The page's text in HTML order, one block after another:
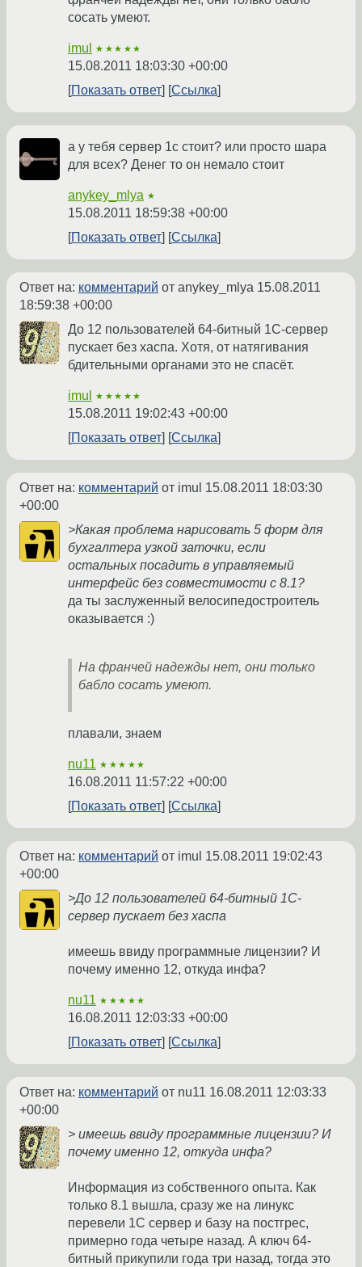
сосать умеют.
imul ★★★★★
15.08.2011 18:03:30 +00:00
Показать ответ
Ссылка
а у тебя сервер 1с стоит? или просто шара
для всех? Денег то он немало стоит
anykey_mlya ★
15.08.2011 18:59:38 +00:00
Показать ответ
Ссылка
Ответ на: комментарий от anykey_mlya 15.08.2011
18:59:38 +00:00
До 12 пользователей 64-битный 1С-сервер
пускает без хаспа. Хотя, от натягивания
бдительными органами это не спасёт.
imul ★★★★★
15.08.2011 19:02:43 +00:00
Показать ответ
Ссылка
Ответ на: комментарий от imul 15.08.2011 18:03:30
+00:00
>Какая проблема нарисовать 5 форм для
бухгалтера узкой заточки, если
остальных посадить в управляемый
интерфейс без совместимости с 8.1?
да ты заслуженный велосипедостроитель
оказывается :)
На франчей надежды нет, они только
бабло сосать умеют.
плавали, знаем
nu11 ★★★★★
16.08.2011 11:57:22 +00:00
Показать ответ
Ссылка
Ответ на: комментарий от imul 15.08.2011 19:02:43
+00:00
>До 12 пользователей 64-битный 1С-
сервер пускает без хаспа
имеешь ввиду программные лицензии? И
почему именно 12, откуда инфа?
nu11 ★★★★★
16.08.2011 12:03:33 +00:00
Показать ответ
Ссылка
Ответ на: комментарий от nu11 16.08.2011 12:03:33
+00:00
> имеешь ввиду программные лицензии? И
почему именно 12, откуда инфа?
Информация из собственного опыта. Как
только 8.1 вышла, сразу же на линукс
перевели 1С сервер и базу на постгрес,
примерно года четыре назад. А ключ 64-
битный прикупили года три назад, тогда это